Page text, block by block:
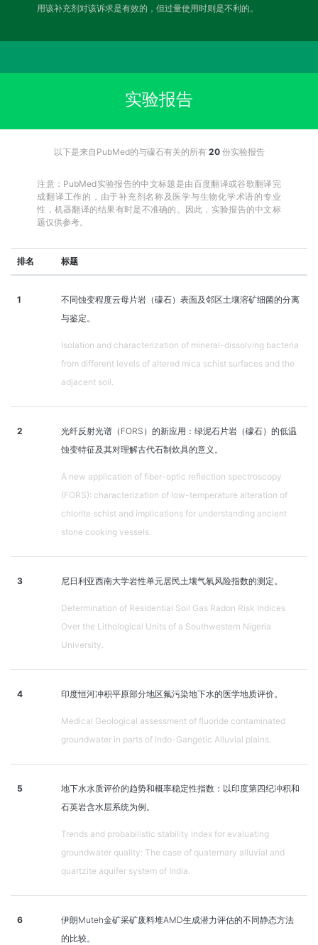
用该补充剂对该诉求是有效的，但过量使用时则是不利的。
实验报告
以下是来自PubMed的与礞石有关的所有 20份实验报告
注意：PubMed实验报告的中文标题是由百度翻译或谷歌翻译完
成翻译工作的，由于补充剂名称及医学与生物化学术语的专业
性，机器翻译的结果有时是不准确的。因此，实验报告的中文标
题仅供参考。
排名 标题
1
不同蚀变程度云母片岩（礞石）表面及邻区土壤溶矿细菌的分离
与鉴定。
Isolation and characterization of mineral-dissolving bacteria
from different levels of altered mica schist surfaces and the
adjacent soil.
2
光纤反射光谱（FORS）的新应用：绿泥石片岩（礞石）的低温
蚀变特征及其对理解古代石制炊具的意义。
A new application of fiber-optic reflection spectroscopy
(FORS): characterization of low-temperature alteration of
chlorite schist and implications for understanding ancient
stone cooking vessels.
3 尼日利亚西南大学岩性单元居民土壤气氡风险指数的测定。
Determination of Residential Soil Gas Radon Risk Indices
Over the Lithological Units of a Southwestern Nigeria
University.
4 印度恒河冲积平原部分地区氟污染地下水的医学地质评价。
Medical Geological assessment of fluoride contaminated
groundwater in parts of Indo-Gangetic Alluvial plains.
5
地下水水质评价的趋势和概率稳定性指数：以印度第四纪冲积和
石英岩含水层系统为例。
Trends and probabilistic stability index for evaluating
groundwater quality: The case of quaternary alluvial and
quartzite aquifer system of India.
6
伊朗Muteh金矿采矿废料堆AMD生成潜力评估的不同静态方法
的比较。